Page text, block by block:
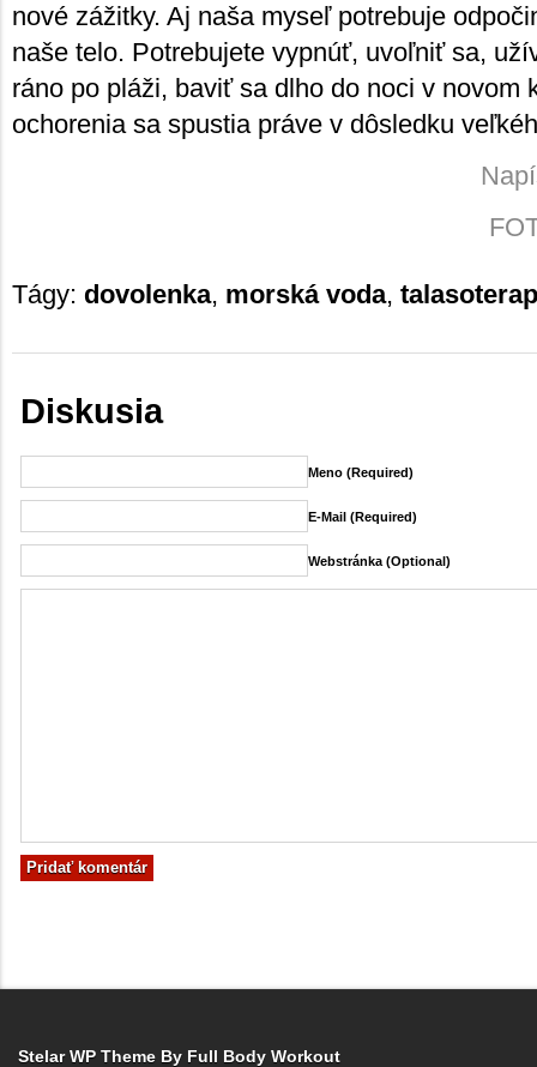
nové zážitky. Aj naša myseľ potrebuje
naše telo. Potrebujete vypnúť, uvoľniť sa,
ráno po pláži, baviť sa dlho do noci v novom
ochorenia sa spustia práve v dôsledku
Tágy: dovolenka, morská voda,
Diskusia
Meno (required)
E-Mail (required)
Webstránka (Optional)
Stelar WP Theme By Full Body Workout